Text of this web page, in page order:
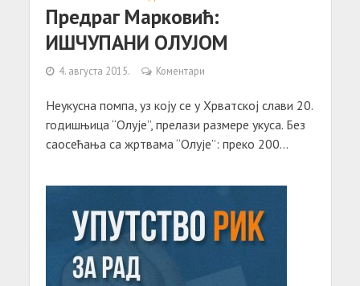
Предраг Марковић:
ИШЧУПАНИ ОЛУЈОМ
4. августа 2015. Коментари
Неукусна помпа, уз коју се у Хрватској слави 20.
годишњица “Олује”, прелази размере укуса. Без
саосећања са жртвама “Олује”: преко 200...